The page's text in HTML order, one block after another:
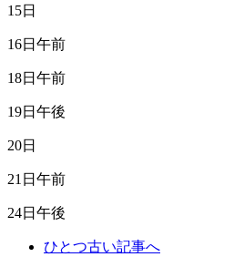
15日
16日午前
18日午前
19日午後
20日
21日午前
24日午後
ひとつ古い記事へ